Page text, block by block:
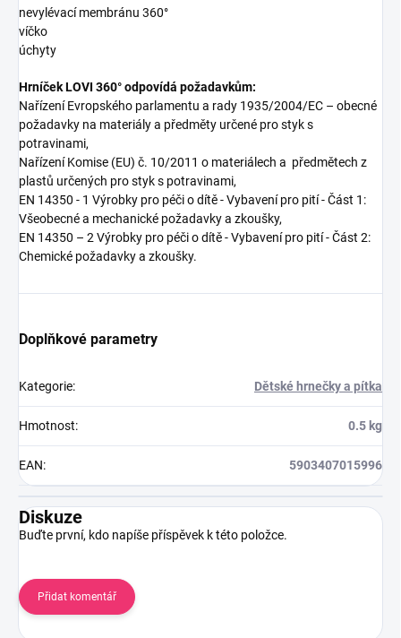
nevylévací membránu 360°
víčko
úchyty
Hrníček LOVI 360°odpovídá požadavkům:
Nařízení Evropského parlamentu a rady 1935/2004/EC – obecné
požadavky na materiály a předměty určené pro styk s
potravinami,
Nařízení Komise (EU) č. 10/2011 o materiálech a předmětech z
plastů určených pro styk s potravinami,
EN 14350 - 1 Výrobky pro péči o dítě - Vybavení pro pití - Část 1:
Všeobecné a mechanické požadavky a zkoušky,
EN 14350 – 2 Výrobky pro péči o dítě - Vybavení pro pití - Část 2:
Chemické požadavky a zkoušky.
Doplňkové parametry
Kategorie: Dětské hrnečky a pítka
Hmotnost: 0.5 kg
EAN: 5903407015996
Diskuze
Buďte první, kdo napíše příspěvek k této položce.
Přidat komentář